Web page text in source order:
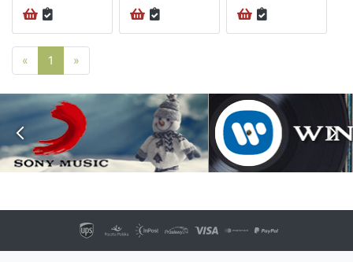
« Poprzednia strona
1 »